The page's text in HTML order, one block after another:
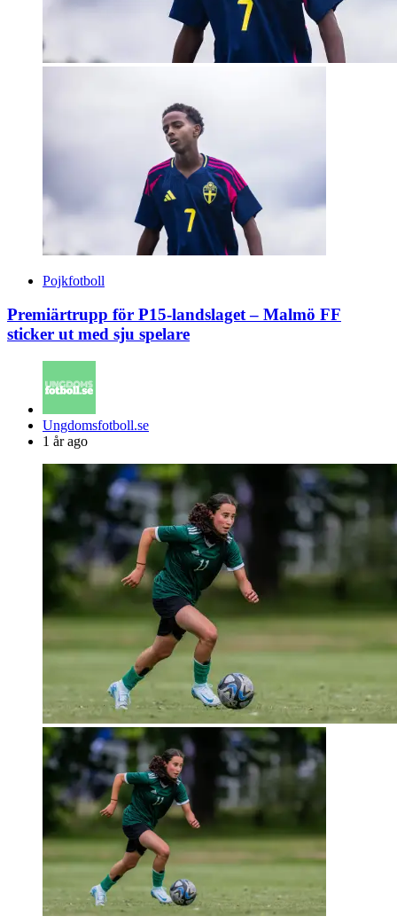
Pojkfotboll
Premiärtrupp för P15-landslaget – Malmö FF
sticker ut med sju spelare
Posted
by
Ungdomsfotboll.se
1 år ago